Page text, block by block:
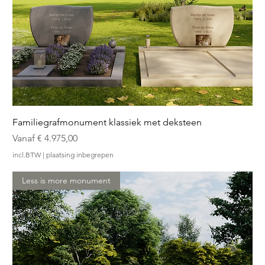
Familiegrafmonument klassiek met deksteen
Vanaf € 4.975,00
Verkoopprijs
incl.BTW | plaatsing inbegrepen
Less is more monument